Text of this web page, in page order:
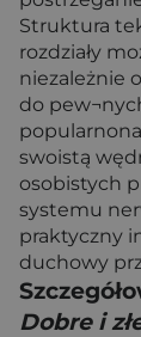
Struktura
rozdziały
niezależnie
do
swoistą
osobistych
systemu
praktyczny
duchowy
Dobre i